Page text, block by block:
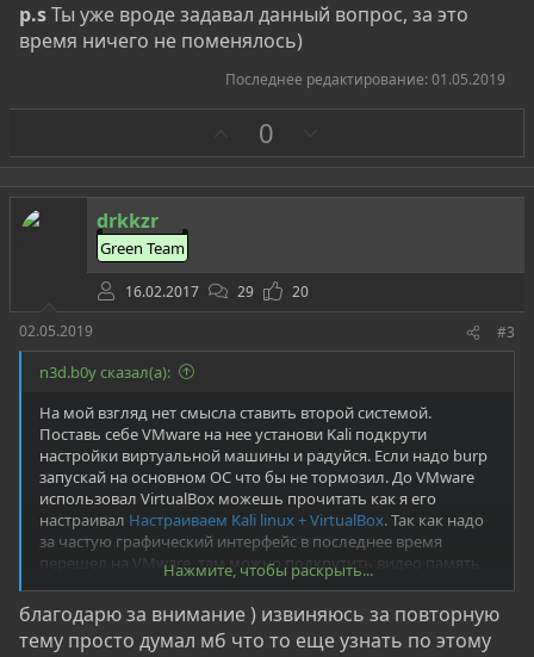
p.sТы уже вроде задавал данный вопрос, за это
время ничего не поменялось)
Последнее редактирование: 01.05.2019
а
0
р
о
drkkzr
Green Team
16.02.2017 29
20
02.05.2019
#3
n3d.b0y сказал(а):
На мой взгляд нет смысла ставить второй системой.
Поставь себе VMware на нее установи Kali подкрути
настройки виртуальной машины и радуйся. Если надо burp
запускай на основном ОС что бы не тормозил. До VMware
использовал VirtualBox можешь прочитать как я его
настраивал Настраиваем Kali linux + VirtualBox. Так как надо
за частую графический интерфейс в последнее время
перешел на VMware, там можно подкрутить видео память
что делает работу более комфортной и без лагов по
сравнению с VirtualBox.
p.s Ты уже вроде задавал данный вопрос, за это время
Нажмите, чтобы раскрыть...
благодарю за внимание ) извиняюсь за повторную
тему просто думал мб что то еще узнать по этому